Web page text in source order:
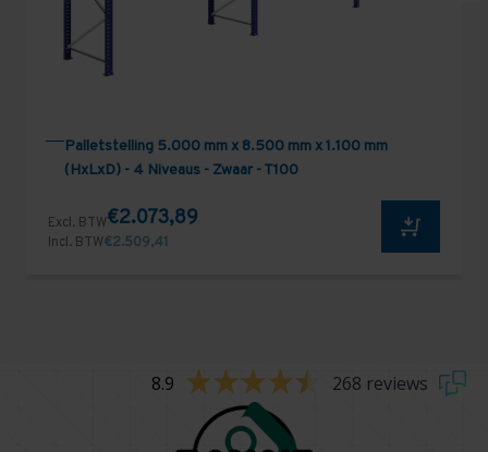
Palletstelling 5.000 mm x 8.500 mm x 1.100 mm
(HxLxD) - 4 Niveaus - Zwaar - T100
Excl. BTW€2.073,89
Incl. BTW€2.509,41
8.9 268 reviews